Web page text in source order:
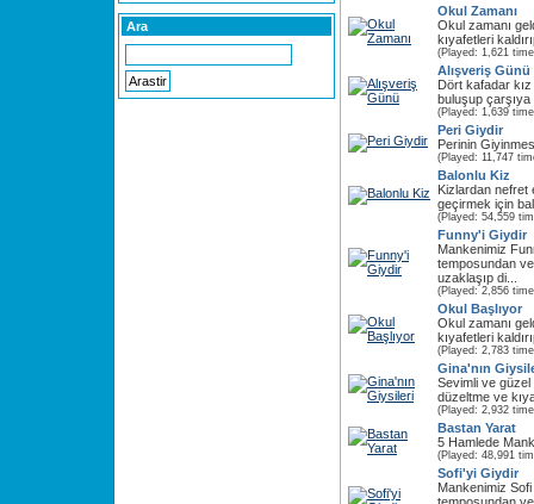
Ara
Okul Zamanı
Okul zamanı
kıyafetleri
(Played: 1,621
Alışveriş Günü
Dört kafadar
buluşup çarşıya
(Played: 1,639
Peri Giydir
Perinin
(Played: 11,747
Balonlu Kiz
Kizlardan nefret
geçirmek için
(Played: 54,559
Funny'i Giydir
Mankenimiz
temposundan
uzaklaşıp di...
(Played: 2,856
Okul Başlıyor
Okul zamanı
kıyafetleri
(Played: 2,783
Gina'nın
Sevimli ve güzel
düzeltme ve
(Played: 2,932
Bastan Yarat
5 Hamlede
(Played: 48,991
Sofi'yi Giydir
Mankenimiz